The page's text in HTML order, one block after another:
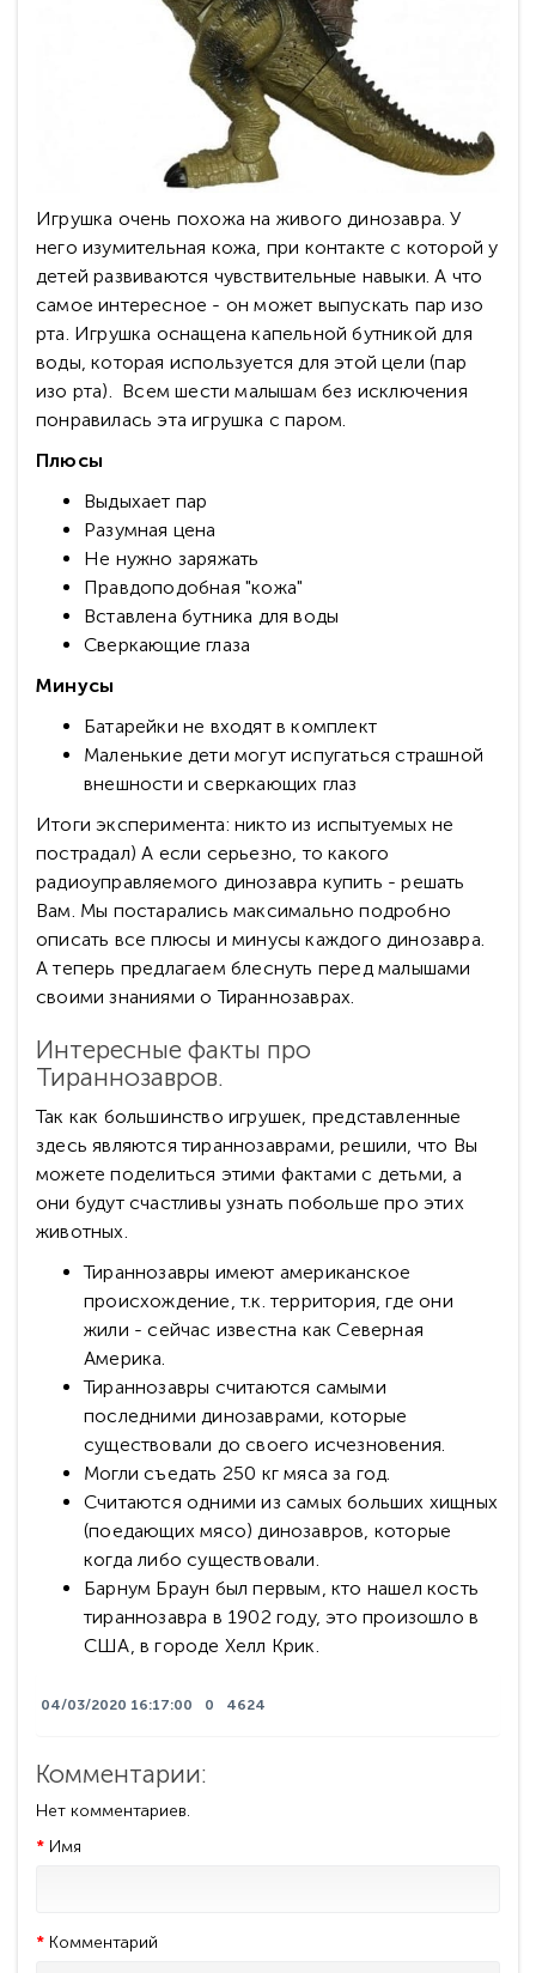
Игрушка очень похожа на живого динозавра. У
него изумительная кожа, при контакте с которой у
детей развиваются чувствительные навыки. А что
самое интересное - он может выпускать пар изо
рта. Игрушка оснащена капельной бутникой для
воды, которая используется для этой цели (пар
изо рта). Всем шести малышам без исключения
понравилась эта игрушка с паром.
Плюсы
Выдыхает пар
Разумная цена
Не нужно заряжать
Правдоподобная "кожа"
Вставлена бутника для воды
Сверкающие глаза
Минусы
Батарейки не входят в комплект
Маленькие дети могут испугаться страшной
внешности и сверкающих глаз
Итоги эксперимента: никто из испытуемых не
пострадал) А если серьезно, то какого
радиоуправляемого динозавра купить - решать
Вам. Мы постарались максимально подробно
описать все плюсы и минусы каждого динозавра.
А теперь предлагаем блеснуть перед малышами
своими знаниями о Тираннозаврах.
Интересные факты про
Тираннозавров.
Так как большинство игрушек, представленные
здесь являются тираннозаврами, решили, что Вы
можете поделиться этими фактами с детьми, а
они будут счастливы узнать побольше про этих
животных.
Тираннозавры имеют американское
происхождение, т.к. территория, где они
жили - сейчас известна как Северная
Америка.
Тираннозавры считаются самыми
последними динозаврами, которые
существовали до своего исчезновения.
Могли съедать 250 кг мяса за год.
Считаются одними из самых больших хищных
(поедающих мясо) динозавров, которые
когда либо существовали.
Барнум Браун был первым, кто нашел кость
тираннозавра в 1902 году, это произошло в
США, в городе Хелл Крик.
04/03/2020 16:17:00 0 4624
Комментарии:
Нет комментариев.
Имя
Комментарий